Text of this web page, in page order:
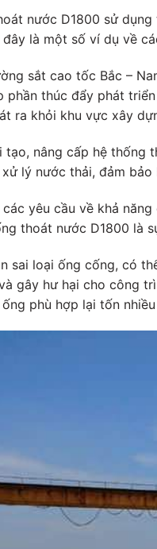
nước D1800 sử
đây là một số ví dụ về
sắt cao tốc Bắc –
phần thúc đẩy phát
ra khỏi khu vực xây
tạo, nâng cấp hệ thống
lý nước thải, đảm
yêu cầu về khả
thoát nước D1800 là
sai loại ống cống, có
gây hư hại cho công
phù hợp lại tốn